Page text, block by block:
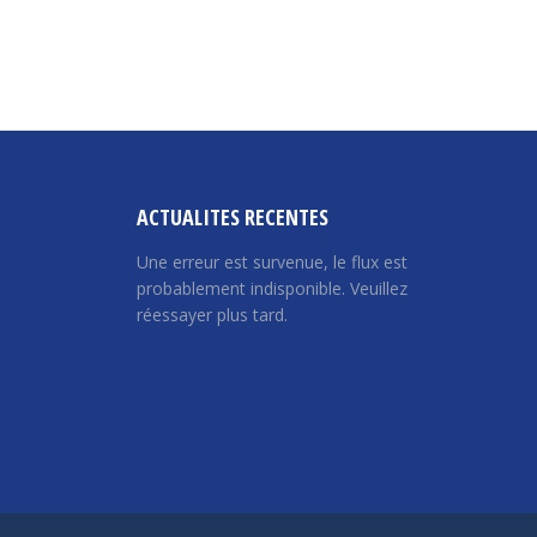
ACTUALITES RECENTES
Une erreur est survenue, le flux est
probablement indisponible. Veuillez
réessayer plus tard.